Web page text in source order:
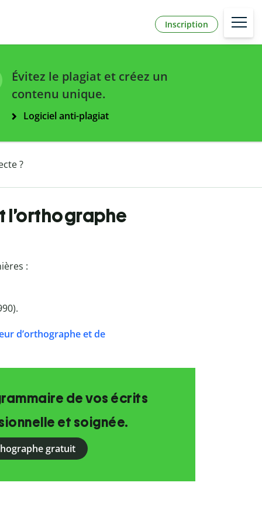
Inscription
Évitez le plagiat et créez un
contenu unique.
Logiciel anti-plagiat
?
l’orthographe
:
d’orthographe et de
de vos écrits
et soignée.
gratuit